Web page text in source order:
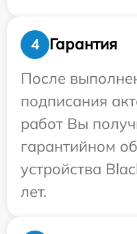
4
Гарантия
После
подписания
работ Вы
гарантийном
устройства
лет.